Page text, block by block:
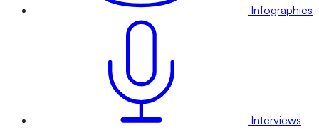
Infographies
Interviews